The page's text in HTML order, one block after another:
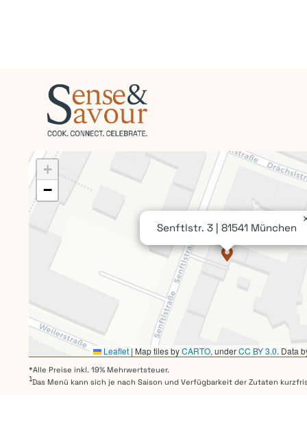
Senftlstr. 3 | 81541 München
+
−
Leaflet | Map tiles byCARTO, underCC BY 3.0. Data
*Alle Preise inkl. 19% Mehrwertsteuer.
1Das Menü kann sich je nach Saison und Verfügbarkeit der Zutaten